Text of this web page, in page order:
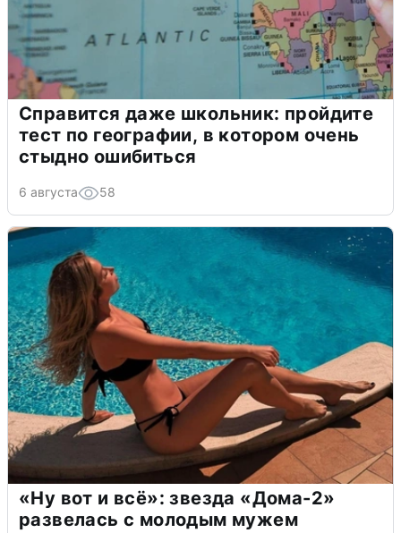
Справится даже школьник: пройдите
тест по географии, в котором очень
стыдно ошибиться
6 августа 58
«Ну вот и всё»: звезда «Дома-2»
развелась с молодым мужем